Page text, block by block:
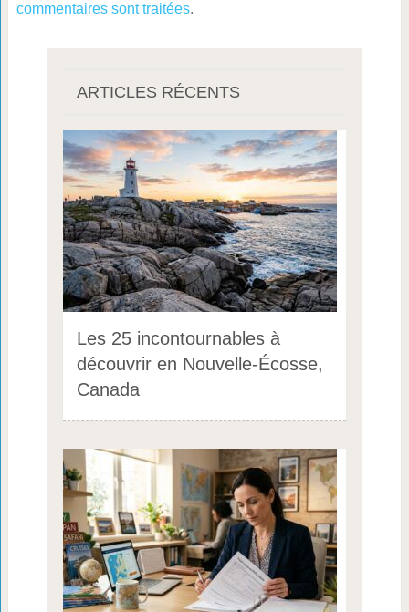
commentaires sont traitées.
ARTICLES RÉCENTS
Les 25 incontournables à
découvrir en Nouvelle-Écosse,
Canada